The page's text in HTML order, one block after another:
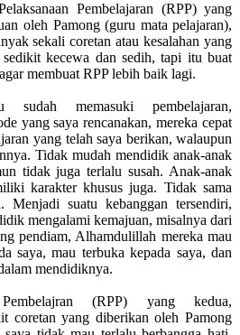
Pembelajaran (RPP) yang
oleh Pamong (guru mata pelajaran),
sekali coretan atau kesalahan yang
kecewa dan sedih, tapi itu buat
membuat RPP lebih baik lagi.
sudah memasuki pembelajaran,
yang saya rencanakan, mereka cepat
yang telah saya berikan, walaupun
Tidak mudah mendidik anak-anak
tidak juga terlalu susah. Anak-anak
karakter khusus juga. Tidak sama
Menjadi suatu kebanggan tersendiri,
mengalami kemajuan, misalnya dari
pendiam, Alhamdulillah mereka mau
saya, mau terbuka kepada saya, dan
mendidiknya.
(RPP) yang kedua,
coretan yang diberikan oleh Pamong